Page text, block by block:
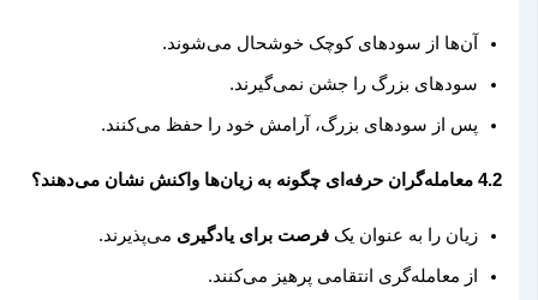
آن‌ها از سودهای کوچک خوشحال می‌شوند.
سودهای بزرگ را جشن نمی‌گیرند.
پس از سودهای بزرگ، آرامش خود را حفظ می‌کنند.
4.2 معامله‌گران حرفه‌ای چگونه به زیان‌ها واکنش نشان می‌دهند؟
زیان را به عنوان یکفرصت برای یادگیریمی‌پذیرند.
از معامله‌گری انتقامی پرهیز می‌کنند.